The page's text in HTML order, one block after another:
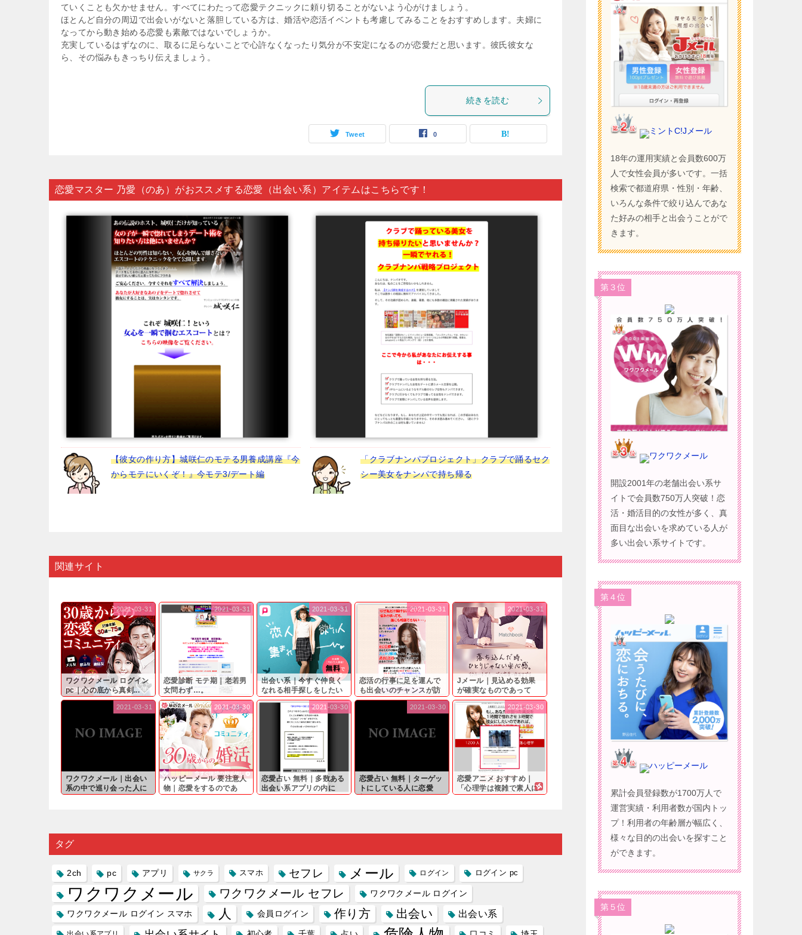
ていくことも欠かせません。すべてにわたって恋愛テクニックに頼り切ることがないよう心がけましょう。
ほとんど自分の周辺で出会いがないと落胆している方は、婚活や恋活イベントも考慮してみることをおすすめします。夫婦に
なってから動き始める恋愛も素敵ではないでしょうか。
充実しているはずなのに、取るに足らないことで心許なくなったり気分が不安定になるのが恋愛だと思います。彼氏彼女な
ら、その悩みもきっちり伝えましょう。
続きを読む
Tweet 0
恋愛マスター 乃愛（のあ）がおススメする恋愛（出会い系）アイテムはこちらです！
【彼女の作り方】城咲仁のモテる男養成講座『今
からモテにいくぞ！』今モテ3/デート編
「クラブナンパプロジェクト」クラブで踊るセク
シー美女をナンパで持ち帰る
関連サイト
ワクワクメール ログイン
pc｜心の底から真剣...
2021-03-31
恋愛診断 モテ期｜老若男
女問わず…。
2021-03-31
出会い系｜今すぐ仲良く
なれる相手探しをしたい
と...
2021-03-31
恋活の行事に足を運んで
も出会いのチャンスが訪
れ...
2021-03-31
Jメール｜見込める効果
が確実なものであって
も…...
2021-03-31
ワクワクメール｜出会い
系の中で巡り会った人に
2021-03-31
ハッピーメール 要注意人
物｜恋愛をするのであ
2021-03-30
恋愛占い 無料｜多数ある
出会い系アプリの内に
2021-03-30
恋愛占い 無料｜ターゲッ
トにしている人に恋愛
2021-03-30
恋愛アニメ おすすめ｜
「心理学は複雑で素人に
2021-03-30
タグ
2ch pc アプリ サクラ スマホ セフレ メール ログイン ログイン pc
ワクワクメール ワクワクメール セフレ ワクワクメール ログイン
ワクワクメール ログイン スマホ 人 会員ログイン 作り方 出会い 出会い系
ミントC!Jメール
18年の運用実績と会員数600万
人で女性会員が多いです。一括
検索で都道府県・性別・年齢、
いろんな条件で絞り込んであな
た好みの相手と出会うことがで
きます。
第３位
ワクワクメール
開設2001年の老舗出会い系サ
イトで会員数750万人突破！恋
活・婚活目的の女性が多く、真
面目な出会いを求めている人が
多い出会い系サイトです。
第４位
ハッピーメール
累計会員登録数が1700万人で
運営実績・利用者数が国内トッ
プ！利用者の年齢層が幅広く、
様々な目的の出会いを探すこと
ができます。
第５位